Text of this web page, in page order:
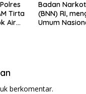
Tirta
Air
Badan
(BNN) RI,
Umum
berkomentar.